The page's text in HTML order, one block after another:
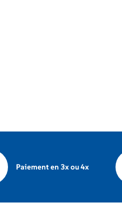
Paiement en 3x ou 4x